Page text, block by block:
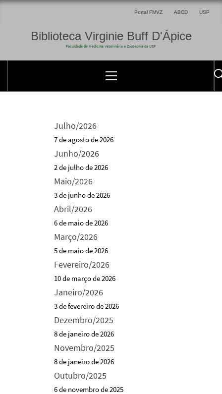
Portal FMVZ ABCD USP
Biblioteca Virginie Buff D'Ápice
Faculdade de Medicina Veterinária e Zootecnia da USP
Julho/2026
7 de agosto de 2026
Junho/2026
2 de julho de 2026
Maio/2026
3 de junho de 2026
Abril/2026
6 de maio de 2026
Março/2026
5 de maio de 2026
Fevereiro/2026
10 de março de 2026
Janeiro/2026
3 de fevereiro de 2026
Dezembro/2025
8 de janeiro de 2026
Novembro/2025
8 de janeiro de 2026
Outubro/2025
6 de novembro de 2025